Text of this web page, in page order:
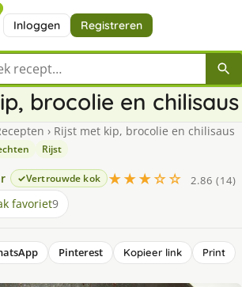
Inloggen Registreren
een recept
brocolie en chilisaus
› Rijst met kip, brocolie en chilisaus
Rijst
Vertrouwde kok ★★★☆☆
2.86 (14)
favoriet9
Pinterest Kopieer link Print